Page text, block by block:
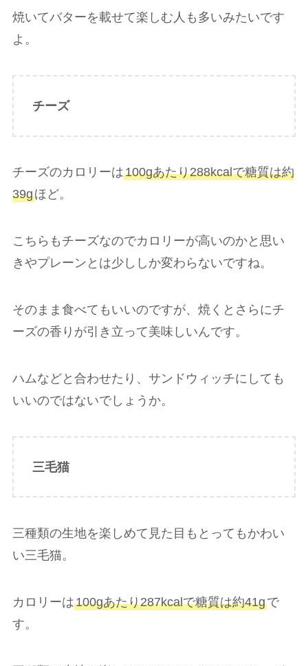
焼いてバターを載せて楽しむ人も多いみたいです
よ。
チーズ
チーズのカロリーは100gあたり288kcalで糖質は約
39gほど。
こちらもチーズなのでカロリーが高いのかと思い
きやプレーンとは少ししか変わらないですね。
そのまま食べてもいいのですが、焼くとさらにチ
ーズの香りが引き立って美味しいんです。
ハムなどと合わせたり、サンドウィッチにしても
いいのではないでしょうか。
三毛猫
三種類の生地を楽しめて見た目もとってもかわい
い三毛猫。
カロリーは100gあたり287kcalで糖質は約41gで
す。